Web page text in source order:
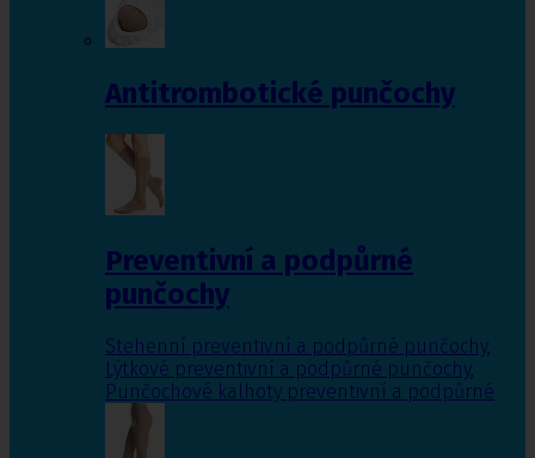
Antitrombotické punčochy
Preventivní a podpůrné
punčochy
Stehenní preventivní a podpůrné punčochy,
Lýtkové preventivní a podpůrné punčochy,
Punčochové kalhoty preventivní a podpůrné